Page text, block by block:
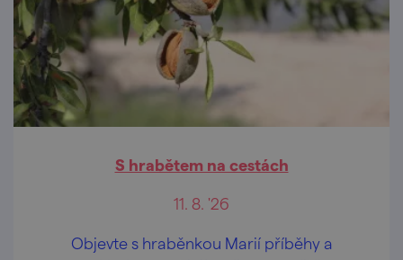
S hrabětem na cestách
11. 8. '26
Objevte s hraběnkou Marií příběhy a